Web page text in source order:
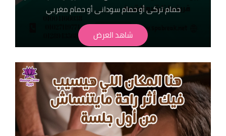
حمام تركى أو حمام سودانى أو حمام مغربي
اختار اللى يناسبك فقط ب 450ج احنا دآيما بنهتم بالتفاصيل
عشان راحتك تهمنا
شاهد العرض